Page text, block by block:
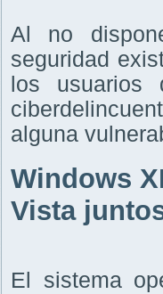
Al no
seguridad
los usuarios
alguna
Windows
Vista
El sistema